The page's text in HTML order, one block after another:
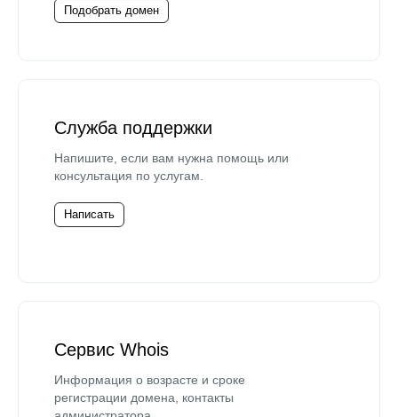
Подобрать домен
Служба поддержки
Напишите, если вам нужна помощь или
консультация по услугам.
Написать
Сервис Whois
Информация о возрасте и сроке
регистрации домена, контакты